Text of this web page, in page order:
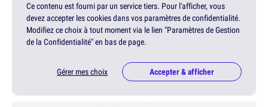
Ce contenu est fourni par un service tiers. Pour l'afficher, vous
devez accepter les cookies dans vos paramètres de confidentialité.
Modifiez ce choix à tout moment via le lien "Paramètres de Gestion
de la Confidentialité" en bas de page.
Gérer mes choix Accepter & afficher